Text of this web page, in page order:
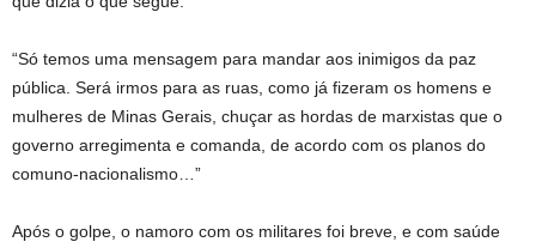
“Só temos uma mensagem para mandar aos inimigos da paz
pública. Será irmos para as ruas, como já fizeram os homens e
mulheres de Minas Gerais, chuçar as hordas de marxistas que o
governo arregimenta e comanda, de acordo com os planos do
comuno-nacionalismo…”
Após o golpe, o namoro com os militares foi breve, e com saúde